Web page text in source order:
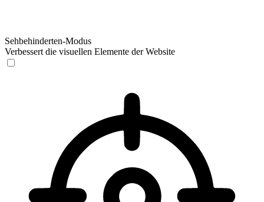
Sehbehinderten-Modus
Verbessert die visuellen Elemente der Website